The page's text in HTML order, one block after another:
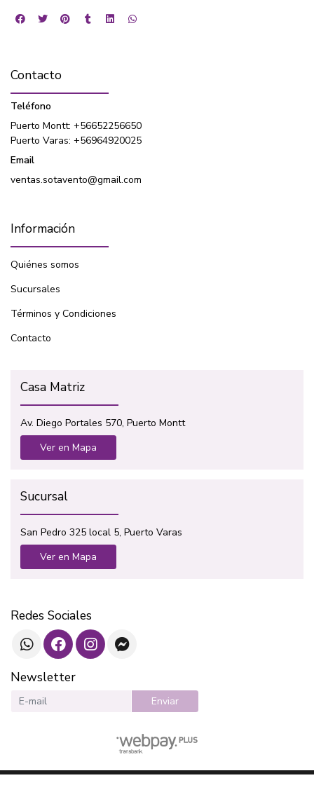
Contacto
Teléfono
Puerto Montt: +56652256650
Puerto Varas: +56964920025
Email
ventas.sotavento@gmail.com
Información
Quiénes somos
Sucursales
Términos y Condiciones
Contacto
Casa Matriz
Av. Diego Portales 570, Puerto Montt
Ver en Mapa
Sucursal
San Pedro 325 local 5, Puerto Varas
Ver en Mapa
Redes Sociales
Newsletter
Enviar